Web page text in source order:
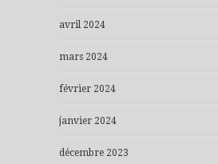
avril 2024
mars 2024
février 2024
janvier 2024
décembre 2023